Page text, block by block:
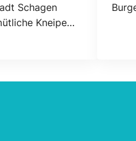
Schagen
Kneipe